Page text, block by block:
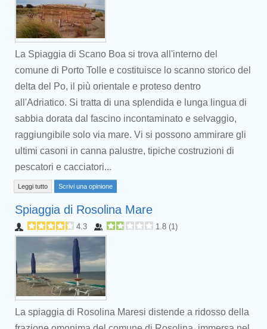
La Spiaggia di Scano Boa si trova all'interno del
comune di Porto Tolle e costituisce lo scanno storico del
delta del Po, il più orientale e proteso dentro
all'Adriatico. Si tratta di una splendida e lunga lingua di
sabbia dorata dal fascino incontaminato e selvaggio,
raggiungibile solo via mare. Vi si possono ammirare gli
ultimi casoni in canna palustre, tipiche costruzioni di
pescatori e cacciatori...
Leggi tutto Scrivi una opinione
Spiaggia di Rosolina Mare
4.3 1.8 (1)
La spiaggia di Rosolina Maresi distende a ridosso della